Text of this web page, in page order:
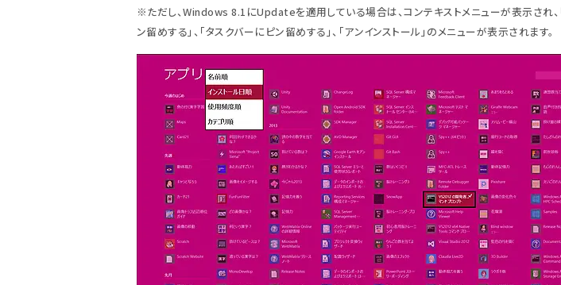
※ただし、Windows 8.1にUpdateを適用している場合は、コンテキストメニューが表示され、
ン留めする」、「タスクバーにピン留めする」、「アンインストール」のメニューが表示されます。